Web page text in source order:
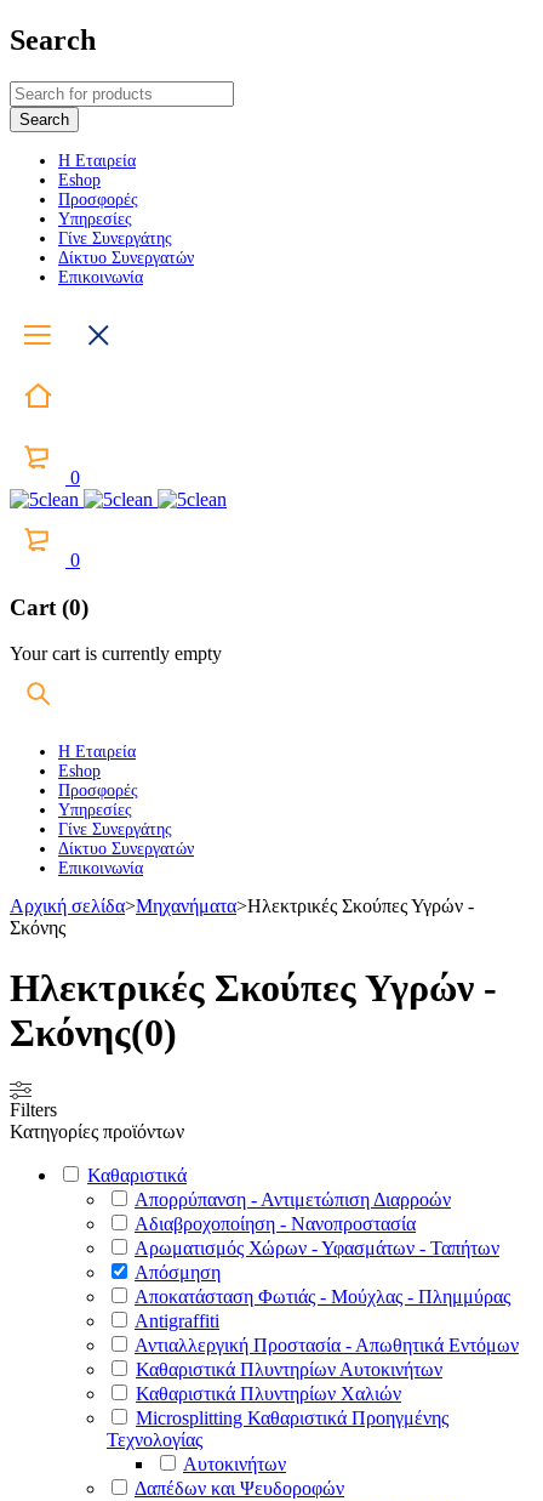
Search
Η Εταιρεία
Eshop
Προσφορές
Υπηρεσίες
Γίνε Συνεργάτης
Δίκτυο Συνεργατών
Επικοινωνία
0
0
Cart (0)
Your cart is currently empty
Η Εταιρεία
Eshop
Προσφορές
Υπηρεσίες
Γίνε Συνεργάτης
Δίκτυο Συνεργατών
Επικοινωνία
Αρχική σελίδα>Μηχανήματα>Ηλεκτρικές Σκούπες Υγρών -
Σκόνης
Ηλεκτρικές Σκούπες Υγρών -
Σκόνης(0)
Filters
Κατηγορίες προϊόντων
Καθαριστικά
Απορρύπανση - Αντιμετώπιση Διαρροών
Αδιαβροχοποίηση - Νανοπροστασία
Αρωματισμός Χώρων - Υφασμάτων - Ταπήτων
Απόσμηση
Αποκατάσταση Φωτιάς - Μούχλας - Πλημμύρας
Antigraffiti
Αντιαλλεργική Προστασία - Απωθητικά Εντόμων
Καθαριστικά Πλυντηρίων Αυτοκινήτων
Καθαριστικά Πλυντηρίων Χαλιών
Microsplitting Καθαριστικά Προηγμένης
Τεχνολογίας
Αυτοκινήτων
Δαπέδων και Ψευδοροφών